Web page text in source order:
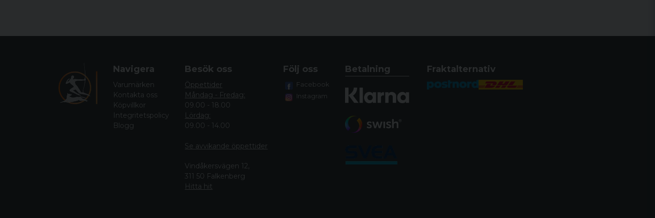
Navigera
Varumärken
Kontakta oss
Köpvillkor
Integritetspolicy
Blogg
Besök oss
Öppettider
Måndag - Fredag:
09.00 - 18.00
Lördag:
09.00 - 14.00
Se avvikande öppettider
Vindåkersvägen 12,
311 50 Falkenberg
Hitta hit
Följ oss
Facebook
Instagram
Betalning Fraktalternativ